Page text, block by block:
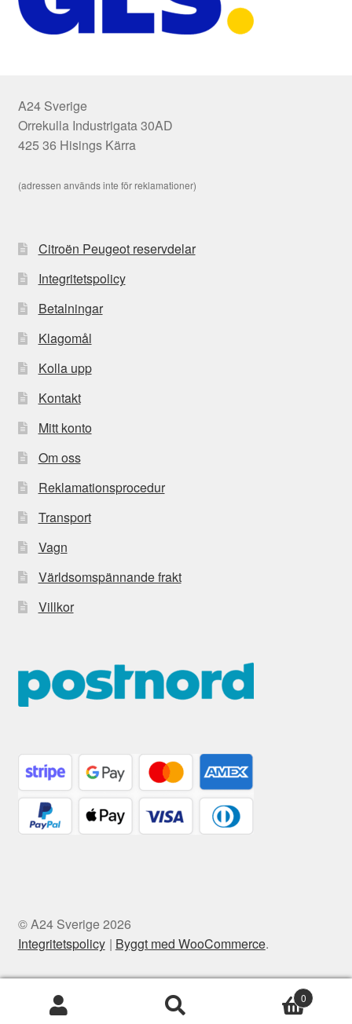
A24 Sverige
Orrekulla Industrigata 30AD
425 36 Hisings Kärra
(adressen används inte för reklamationer)
Citroën Peugeot reservdelar
Integritetspolicy
Betalningar
Klagomål
Kolla upp
Kontakt
Mitt konto
Om oss
Reklamationsprocedur
Transport
Vagn
Världsomspännande frakt
Villkor
© A24 Sverige 2026
Integritetspolicy
Byggt med WooCommerce.
0